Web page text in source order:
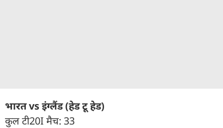
भारत vs इंग्लैंड (हेड टू हेड)
कुल टी20I मैच: 33